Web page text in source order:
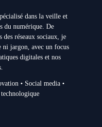
dans la veille et
du numérique. De
réseaux sociaux, je
ni jargon, avec un focus
digitales et nos
• Social media •